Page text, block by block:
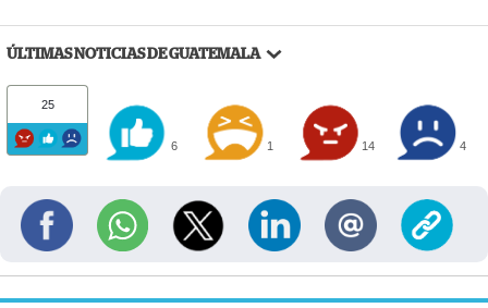
ÚLTIMAS NOTICIAS DE GUATEMALA
25
6 1 14 4